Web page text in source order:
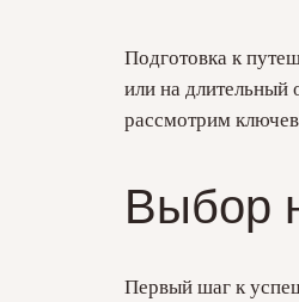
Подготовка к
или на длительный
рассмотрим
Выбор
Первый шаг к